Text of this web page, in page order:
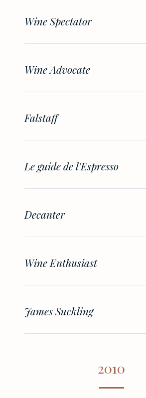
Wine Spectator
Wine Advocate
Falstaff
Le guide de l'Espresso
Decanter
Wine Enthusiast
James Suckling
2010